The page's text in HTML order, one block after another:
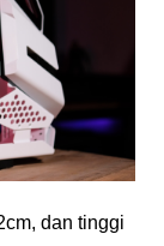
dan tinggi